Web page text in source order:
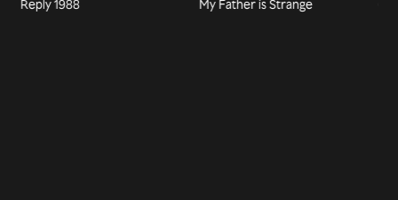
Reply 1988 My Father is Strange